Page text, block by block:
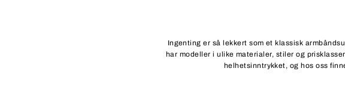
Ingenting er så lekkert som et klassisk
har modeller i ulike materialer, stiler og
helhetsinntrykket, og hos oss